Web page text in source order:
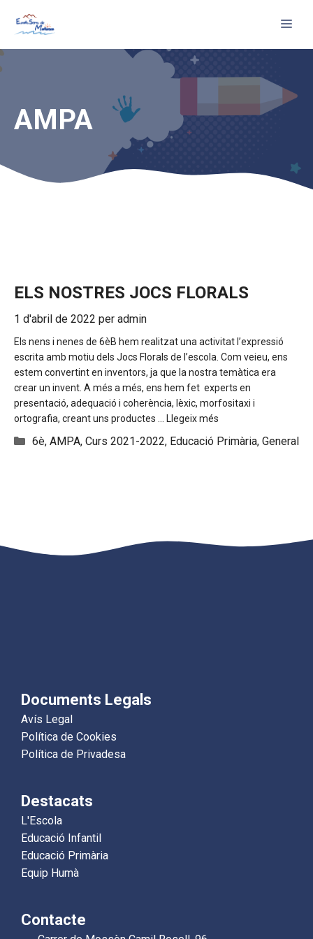
AMPA
ELS NOSTRES JOCS FLORALS
1 d'abril de 2022 per admin
Els nens i nenes de 6èB hem realitzat una activitat l’expressió
escrita amb motiu dels Jocs Florals de l’escola. Com veieu, ens
estem convertint en inventors, ja que la nostra temàtica era
crear un invent. A més a més, ens hem fet experts en
presentació, adequació i coherència, lèxic, morfositaxi i
ortografia, creant uns productes …
Llegeix més
Categories
6è, AMPA, Curs 2021-2022, Educació Primària, General
Documents Legals
Avís Legal
Política de Cookies
Política de Privadesa
Destacats
L'Escola
Educació Infantil
Educació Primària
Equip Humà
Contacte